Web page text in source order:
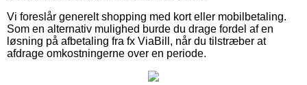
Vi foreslår generelt shopping med kort eller mobilbetaling.
Som en alternativ mulighed burde du drage fordel af en
løsning på afbetaling fra fx ViaBill, når du tilstræber at
afdrage omkostningerne over en periode.